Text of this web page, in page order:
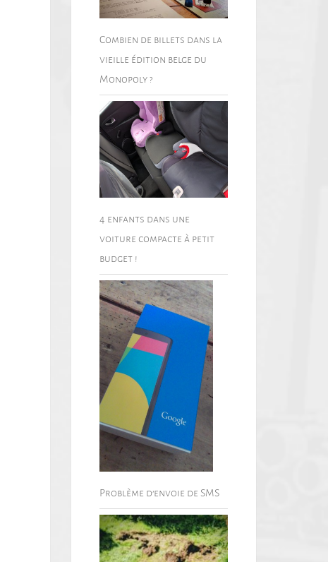
Combien de billets dans la
vieille édition belge du
Monopoly ?
4 enfants dans une
voiture compacte à petit
budget !
Problème d’envoie de SMS